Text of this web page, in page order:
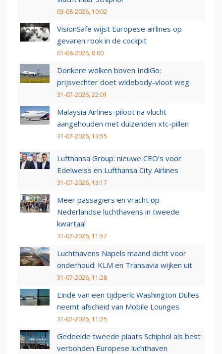
03-08-2026, 10:02
VisionSafe wijst Europese airlines op
gevaren rook in de cockpit
01-08-2026, 8:00
Donkere wolken boven IndiGo:
prijsvechter doet widebody-vloot weg
31-07-2026, 22:01
Malaysia Airlines-piloot na vlucht
aangehouden met duizenden xtc-pillen
31-07-2026, 13:55
Lufthansa Group: nieuwe CEO’s voor
Edelweiss en Lufthansa City Airlines
31-07-2026, 13:17
Meer passagiers en vracht op
Nederlandse luchthavens in tweede
kwartaal
31-07-2026, 11:57
Luchthavens Napels maand dicht voor
onderhoud: KLM en Transavia wijken uit
31-07-2026, 11:28
Einde van een tijdperk: Washington Dulles
neemt afscheid van Mobile Lounges
31-07-2026, 11:25
Gedeelde tweede plaats Schiphol als best
verbonden Europese luchthaven